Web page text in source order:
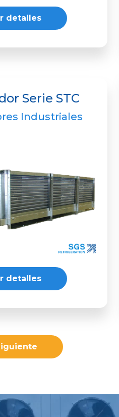
detalles
Serie STC
Industriales
detalles